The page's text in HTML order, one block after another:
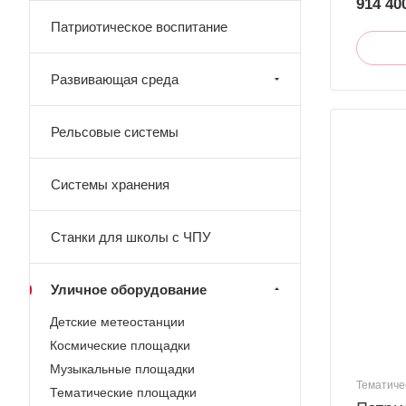
914
Патриотическое воспитание
Развивающая среда
Рельсовые системы
Системы хранения
Станки для школы с ЧПУ
Уличное оборудование
Детские метеостанции
Космические площадки
Музыкальные площадки
Тематические площадки